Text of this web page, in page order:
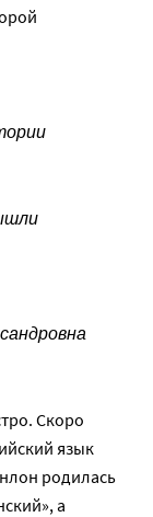
Скоро
язык
родилась
а